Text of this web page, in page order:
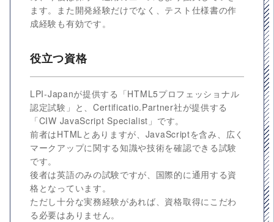
ます。また開発経験だけでなく、テスト仕様書の作
成経験も有効です。
役立つ資格
LPI-Japanが提供する「HTML5プロフェッショナル
認定試験」と、Certificatio.Partner社が提供する
「CIW JavaScript Specialist」です。
前者はHTMLとありますが、JavaScriptを含み、広く
マークアップに関する知識や技術を確認できる試験
です。
後者は英語のみの試験ですが、国際的に通用する資
格となっています。
ただし十分な実務経験があれば、資格取得にこだわ
る必要はありません。